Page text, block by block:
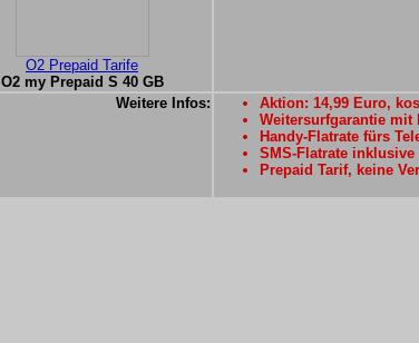
O2 Prepaid Tarife
O2 my Prepaid S 40 GB
Weitere Infos:
Aktion: 14,99 Euro,
Weitersurfgarantie mit
Handy-Flatrate fürs
SMS-Flatrate inklusive
Prepaid Tarif, keine